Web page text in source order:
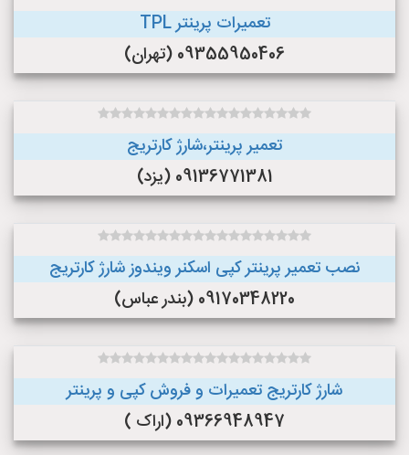
تعمیرات پرینتر TPL
09355950406 (تهران)
تعمیر پرینتر،شارژ کارتریج
09136771381 (یزد)
نصب تعمیر پرینتر کپی اسکنر ویندوز شارژ کارتریج
09170348220 (بندر عباس)
شارژ کارتریج تعمیرات و فروش کپی و پرینتر
09366948947 (اراک )